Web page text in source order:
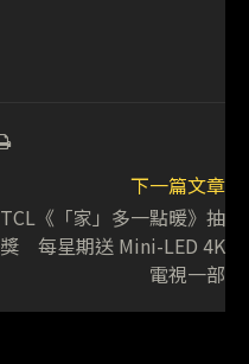
下一篇文章
TCL《「家」多一點暖》抽
獎 每星期送 Mini-LED 4K
電視一部